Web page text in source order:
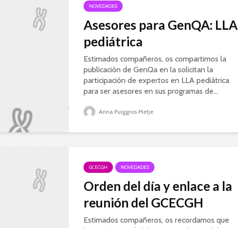
NOVEDADES
Asesores para GenQA: LLA
pediátrica
Estimados compañeros, os compartimos la
publicación de GenQa en la solicitan la
participación de expertos en LLA pediátrica
para ser asesores en sus programas de...
Anna Puiggros Metje
GCECGH NOVEDADES
Orden del día y enlace a la
reunión del GCECGH
Estimados compañeros, os recordamos que